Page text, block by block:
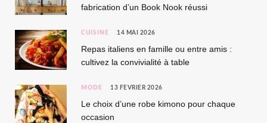
fabrication d’un Book Nook réussi
CUISINE 14 MAI 2026
Repas italiens en famille ou entre amis :
cultivez la convivialité à table
MODE 13 FÉVRIER 2026
Le choix d’une robe kimono pour chaque
occasion